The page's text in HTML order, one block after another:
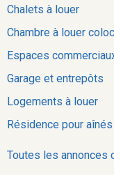
Chalets à louer
Chambre à louer
Espaces
Garage et entrepôts
Logements à louer
Résidence pour aînés
Toutes les